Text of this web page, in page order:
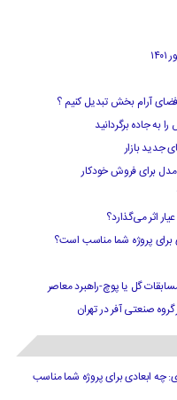
آرام بخش تبدیل کنیم ؟
به جاده برگردانید
جدید بازار
برای فروش خودکار
برای پروژه شما مناسب است؟
گل یا پوچ-راهبرد معاصر
گروه صنعتی آفر در تهران
چه ابعادی برای پروژه شما مناسب